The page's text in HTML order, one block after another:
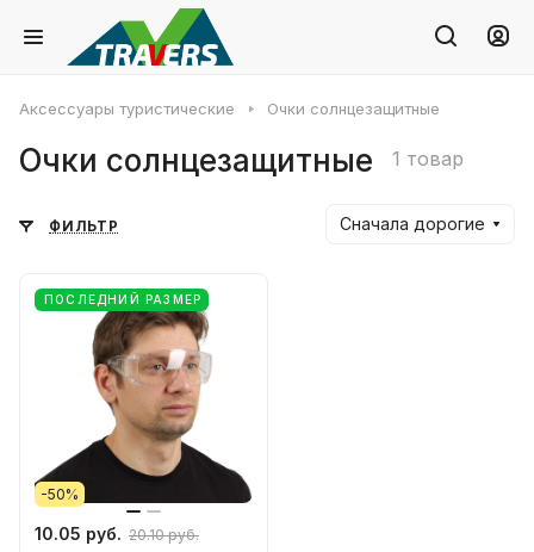
Аксессуары туристические Очки солнцезащитные
Очки солнцезащитные 1 товар
ФИЛЬТР Сначала дорогие
ПОСЛЕДНИЙ РАЗМЕР
-50%
10.05 руб. 20.10 руб.